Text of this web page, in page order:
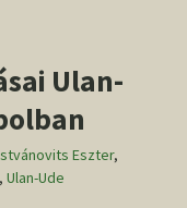
Ulan-
Eszter,
, Ulan-Ude